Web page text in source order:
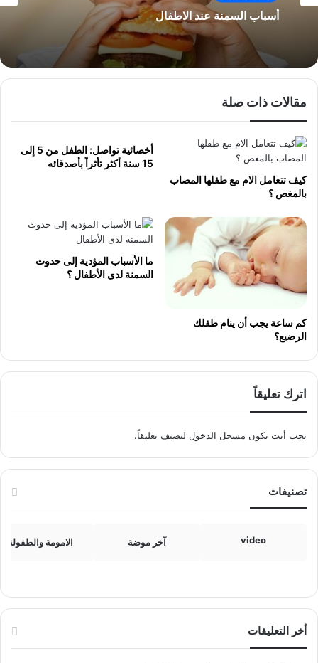
أسباب السمنة عند الاطفال
مقالات ذات صلة
كيف تتعامل الام مع طفلها المصاب
بالمغص ؟
أخصائية تواصل: الطفل من 5 إلى
15 سنة أكثر تأثراً بأصدقائه
كم ساعة يجب أن ينام طفلك
الرضيع؟
ما الأسباب المؤدية إلى حدوث
السمنة لدى الأطفال ؟
اترك تعليقاً
يجب أنت تكون مسجل الدخول لتضيف تعليقاً.
تصنيفات
video آخر موضة الامومة والطفولة
أخر التعليقات